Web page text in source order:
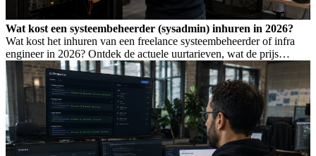
Wat kost een systeembeheerder (sysadmin) inhuren in 2026?
Wat kost het inhuren van een freelance systeembeheerder of infra
engineer in 2026? Ontdek de actuele uurtarieven, wat de prijs
bepaalt, en wanneer je welk profiel nodig hebt.